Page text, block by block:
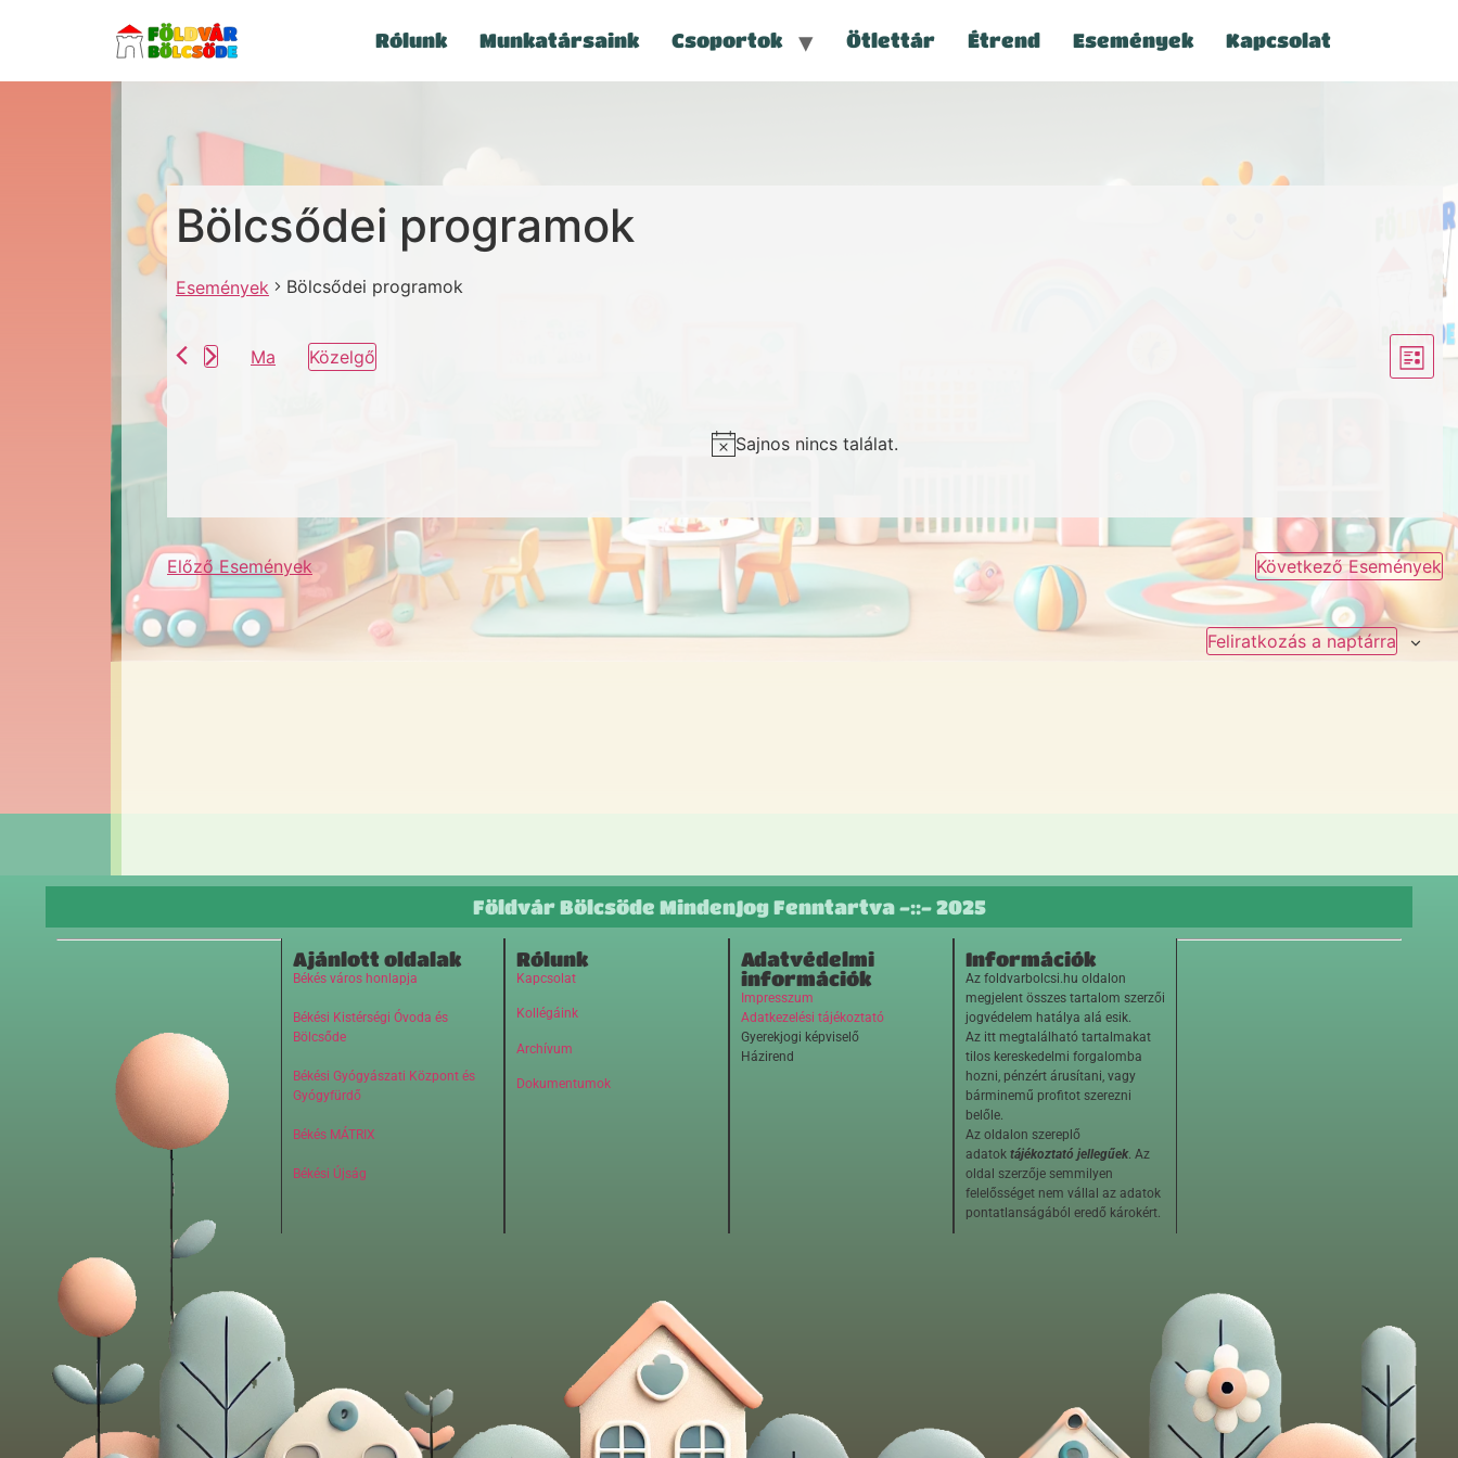
Rólunk Munkatársaink Csoportok Ötlettár Étrend Események Kapcsolat
Sajnos nincs találat.
Bölcsődei programok
Események Bölcsődei programok
Lista
Ma
Közelgő
Dátum
Előző Események KövetkezőEsemények
Feliratkozás a naptárra
Földvár Bölcsőde MindenJog Fenntartva -::- 2025
Ajánlott oldalak
Békés város honlapja
Békési Kistérségi Óvoda és
Bölcsőde
Békési Gyógyászati Központ és
Gyógyfürdő
Békés MÁTRIX
Békési Újság
Rólunk
Kapcsolat
Kollégáink
Archívum
Dokumentumok
Adatvédelmi
információk
Impresszum
Adatkezelési tájékoztató
Gyerekjogi képviselő
Házirend
Információk
Az foldvarbolcsi.hu oldalon
megjelent összes tartalom szerzői
jogvédelem hatálya alá esik.
Az itt megtalálható tartalmakat
tilos kereskedelmi forgalomba
hozni, pénzért árusítani, vagy
bárminemű profitot szerezni
belőle.
Az oldalon szereplő
adatok tájékoztató jellegűek. Az
oldal szerzője semmilyen
felelősséget nem vállal az adatok
pontatlanságából eredő károkért.